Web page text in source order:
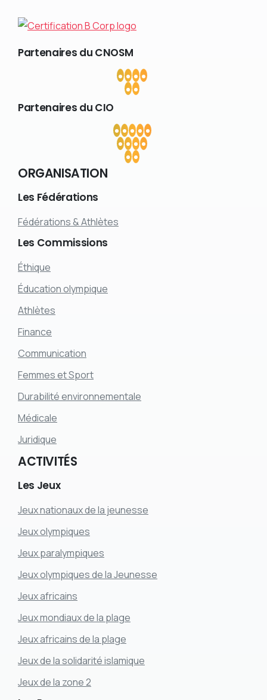
Partenaires du CNOSM
Partenaires du CIO
ORGANISATION
Les Fédérations
Fédérations & Athlètes
Les Commissions
Éthique
Éducation olympique
Athlètes
Finance
Communication
Femmes et Sport
Durabilité environnementale
Médicale
Juridique
ACTIVITÉS
Les Jeux
Jeux nationaux de la jeunesse
Jeux olympiques
Jeux paralympiques
Jeux olympiques de la Jeunesse
Jeux africains
Jeux mondiaux de la plage
Jeux africains de la plage
Jeux de la solidarité islamique
Jeux de la zone 2